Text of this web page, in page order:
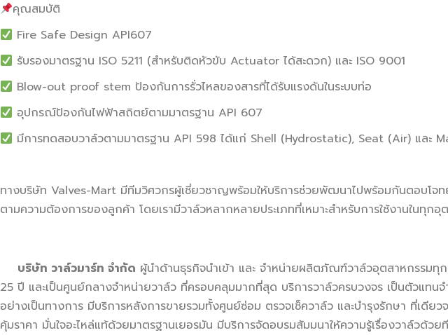
คุณสมบัติ
Fire Safe Design API607
รับรองมาตรฐาน ISO 5211 (สำหรับติดหัวขับ Actuator ได้สะดวก) และ ISO 9001
Blow-out proof stem ป้องกันการรั่วไหลของสารที่ได้รับแรงดันในระบบท่อ
อุปกรณ์ป้องกันไฟฟ้าสถิตย์ตามมาตรฐาน API 607
มีการทดสอบวาล์วตามมาตรฐาน API 598 ได้แก่ Shell (Hydrostatic), Seat (Air) และ
ทางบริษัท Valves-Mart มีทีมวิศวกรผู้เชี่ยวชาญพร้อมให้บริการช่วยพัฒนาไปพร้อมกันตอบโจ
ตามความต้องการของลูกค้า โดยเรามีวาล์วหลากหลายประเภทที่เหมาะสำหรับการใช้งานในทุกอุ
บริษัท วาล์วมาร์ท จำกัด ผู้นำด้านธุรกิจนำเข้า และ จำหน่ายผลิตภัณฑ์วาล์วอุตสาหกรรมทุ
25 ปี และเป็นศูนย์กลางจำหน่ายวาล์ว ที่ครอบคลุมมากที่สุด บริการวาล์วครบวงจร เป็นตัวแทน
อย่างเป็นทางการ มีบริการหลังการขายรวมทั้งศูนย์ซ่อม ตรวจเช็ควาล์ว และบำรุงรักษา ที่เดีย
คุ้มราคา มั่นใจอะไหล่แท้ด้วยมาตรฐานเยอรมัน มีบริการจัดอบรมสัมมนาให้ความรู้เรื่องวาล์วด้ว